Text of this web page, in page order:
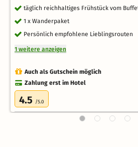
täglich reichhaltiges Frühstück vom
1 x Wanderpaket
Persönlich empfohlene Lieblingsrouten
1 weitere anzeigen
Auch als Gutschein möglich
Zahlung erst im Hotel
4.5 /5.0